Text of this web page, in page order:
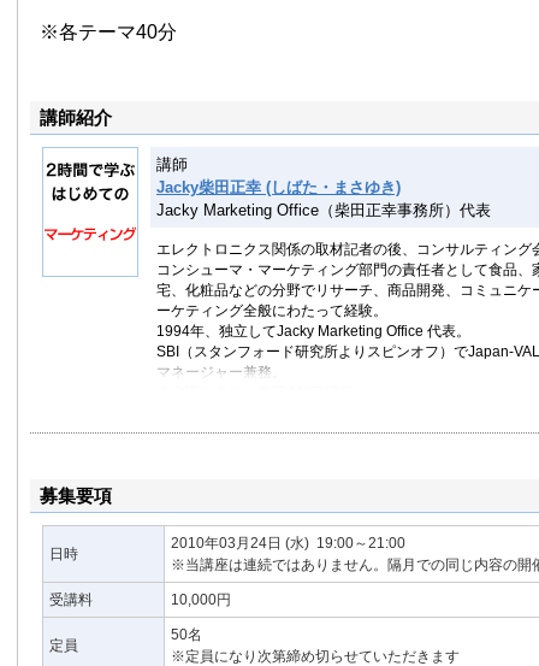
※各テーマ40分
講師紹介
講師
Jacky柴田正幸 (しばた・まさゆき)
Jacky Marketing Office（柴田正幸事務所）代表
エレクトロニクス関係の取材記者の後、コンサルティング
コンシューマ・マーケティング部門の責任者として食品、
宅、化粧品などの分野でリサーチ、商品開発、コミュニケ
ーケティング全般にわたって経験。
1994年、独立してJacky Marketing Office 代表。
SBI（スタンフォード研究所よりスピンオフ）でJapan-
マネージャー兼務。
著書：
募集要項
日時
2010年03月24日 (水) 19:00～21:00
※当講座は連続ではありません。隔月での同じ内容の開
受講料 10,000円
定員
50名
※定員になり次第締め切らせていただきます